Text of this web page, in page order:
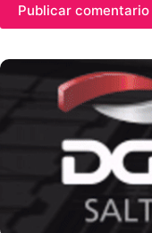
Publicar comentario